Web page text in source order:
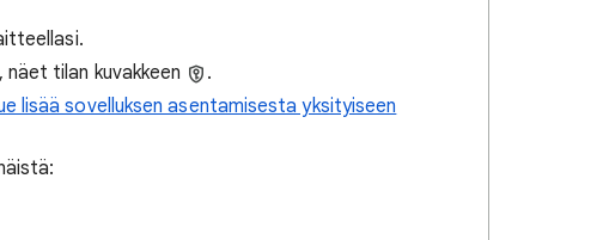
tilan kuvakkeen
.
lisää sovelluksen asentamisesta yksityiseen